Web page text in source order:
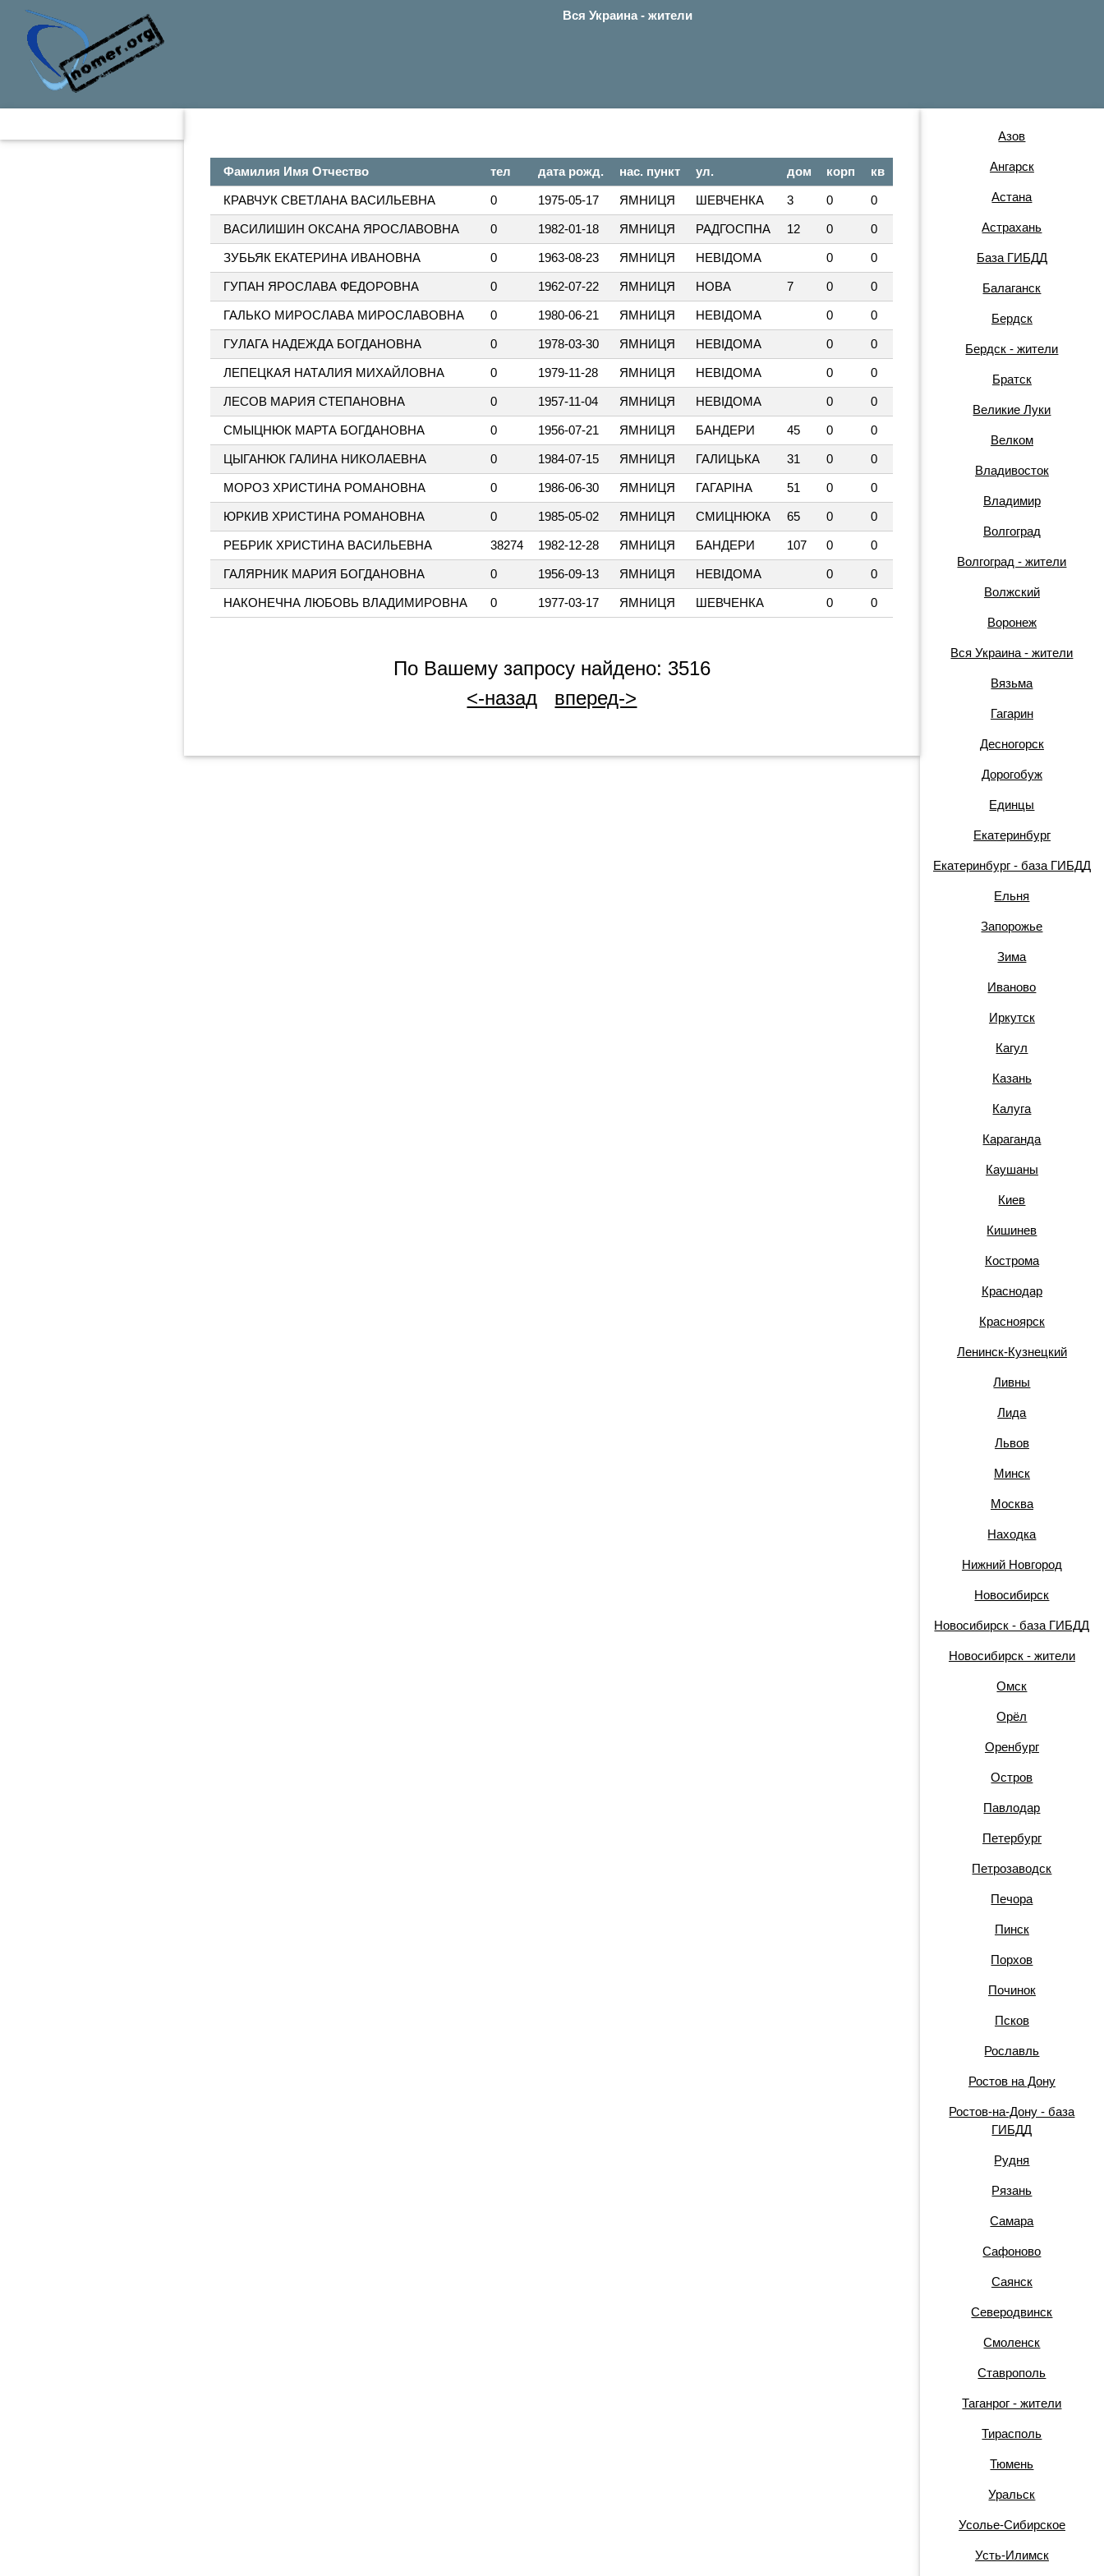
Вся Украина - жители
Фамилия Имя Отчество тел дата рожд. нас. пункт ул. дом корп кв
КРАВЧУК СВЕТЛАНА ВАСИЛЬЕВНА 0 1975-05-17 ЯМНИЦЯ ШЕВЧЕНКА 3 0 0
ВАСИЛИШИН ОКСАНА ЯРОСЛАВОВНА 0 1982-01-18 ЯМНИЦЯ РАДГОСПНА 12 0 0
ЗУБЬЯК ЕКАТЕРИНА ИВАНОВНА 0 1963-08-23 ЯМНИЦЯ НЕВІДОМА 0 0
ГУПАН ЯРОСЛАВА ФЕДОРОВНА 0 1962-07-22 ЯМНИЦЯ НОВА 7 0 0
ГАЛЬКО МИРОСЛАВА МИРОСЛАВОВНА 0 1980-06-21 ЯМНИЦЯ НЕВІДОМА 0 0
ГУЛАГА НАДЕЖДА БОГДАНОВНА 0 1978-03-30 ЯМНИЦЯ НЕВІДОМА 0 0
ЛЕПЕЦКАЯ НАТАЛИЯ МИХАЙЛОВНА 0 1979-11-28 ЯМНИЦЯ НЕВІДОМА 0 0
ЛЕСОВ МАРИЯ СТЕПАНОВНА 0 1957-11-04 ЯМНИЦЯ НЕВІДОМА 0 0
СМЫЦНЮК МАРТА БОГДАНОВНА 0 1956-07-21 ЯМНИЦЯ БАНДЕРИ 45 0 0
ЦЫГАНЮК ГАЛИНА НИКОЛАЕВНА 0 1984-07-15 ЯМНИЦЯ ГАЛИЦЬКА 31 0 0
МОРОЗ ХРИСТИНА РОМАНОВНА 0 1986-06-30 ЯМНИЦЯ ГАГАРІНА 51 0 0
ЮРКИВ ХРИСТИНА РОМАНОВНА 0 1985-05-02 ЯМНИЦЯ СМИЦНЮКА 65 0 0
РЕБРИК ХРИСТИНА ВАСИЛЬЕВНА 38274 1982-12-28 ЯМНИЦЯ БАНДЕРИ 107 0 0
ГАЛЯРНИК МАРИЯ БОГДАНОВНА 0 1956-09-13 ЯМНИЦЯ НЕВІДОМА 0 0
НАКОНЕЧНА ЛЮБОВЬ ВЛАДИМИРОВНА 0 1977-03-17 ЯМНИЦЯ ШЕВЧЕНКА 0 0
По Вашему запросу найдено: 3516
<-назад
вперед->
Азов
Ангарск
Астана
Астрахань
База ГИБДД
Балаганск
Бердск
Бердск - жители
Братск
Великие Луки
Велком
Владивосток
Владимир
Волгоград
Волгоград - жители
Волжский
Воронеж
Вся Украина - жители
Вязьма
Гагарин
Десногорск
Дорогобуж
Единцы
Екатеринбург
Екатеринбург - база ГИБДД
Ельня
Запорожье
Зима
Иваново
Иркутск
Кагул
Казань
Калуга
Караганда
Каушаны
Киев
Кишинев
Кострома
Краснодар
Красноярск
Ленинск-Кузнецкий
Ливны
Лида
Львов
Минск
Москва
Находка
Нижний Новгород
Новосибирск
Новосибирск - база ГИБДД
Новосибирск - жители
Омск
Орёл
Оренбург
Остров
Павлодар
Петербург
Петрозаводск
Печора
Пинск
Порхов
Починок
Псков
Рославль
Ростов на Дону
Ростов-на-Дону - база
ГИБДД
Рудня
Рязань
Самара
Сафоново
Саянск
Северодвинск
Смоленск
Ставрополь
Таганрог - жители
Тирасполь
Тюмень
Уральск
Усолье-Сибирское
Усть-Илимск